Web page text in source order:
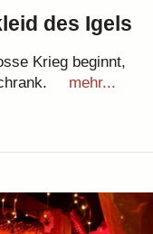
des Igels
Krieg beginnt,
mehr...